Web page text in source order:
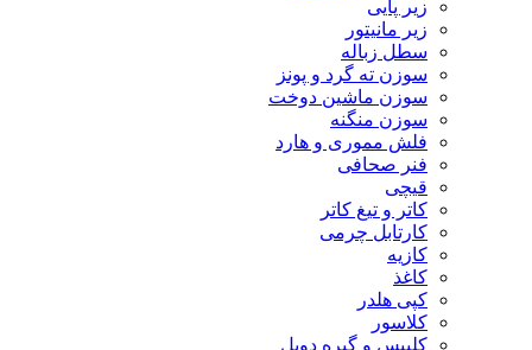
زیر پایی
زیر مانیتور
سطل زباله
سوزن ته گرد و پونز
سوزن ماشین دوخت
سوزن منگنه
فلش مموری و هارد
فنر صحافی
قیچی
کاتر و تیغ کاتر
کارتابل چرمی
کازیه
کاغذ
کپی هلدر
کلاسور
کلیپس و گیره دوبل